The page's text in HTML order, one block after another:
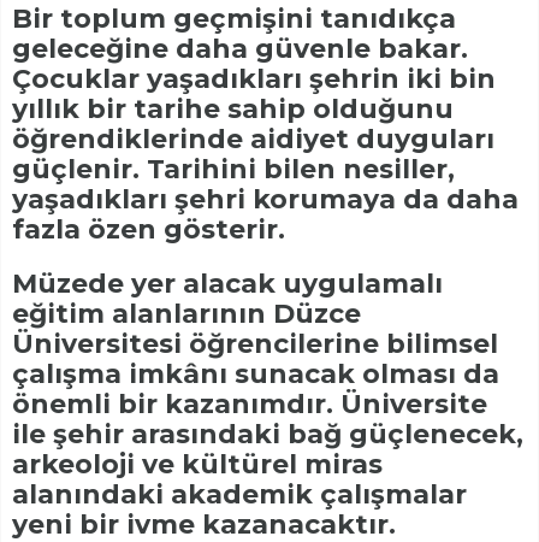
Bir toplum geçmişini tanıdıkça
geleceğine daha güvenle bakar.
Çocuklar yaşadıkları şehrin iki bin
yıllık bir tarihe sahip olduğunu
öğrendiklerinde aidiyet duyguları
güçlenir. Tarihini bilen nesiller,
yaşadıkları şehri korumaya da daha
fazla özen gösterir.
Müzede yer alacak uygulamalı
eğitim alanlarının Düzce
Üniversitesi öğrencilerine bilimsel
çalışma imkânı sunacak olması da
önemli bir kazanımdır. Üniversite
ile şehir arasındaki bağ güçlenecek,
arkeoloji ve kültürel miras
alanındaki akademik çalışmalar
yeni bir ivme kazanacaktır.